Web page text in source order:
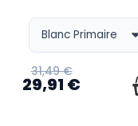
31,49 €
29,91 €